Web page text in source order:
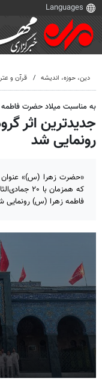
دين، حوزه، انديشه قرآن و
به مناسبت میلاد حضرت
جدیدترین اثر
رونمایی شد
«حضرت زهرا (س)» عنوان
که همزمان
فاطمه زهرا (س) رونمایی